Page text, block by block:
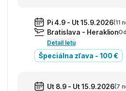
Pi 4.9 - Ut 15.9.2026(11
Bratislava - Heraklion
Detail letu
Špeciálna zľava - 100 €
Ut 8.9 - Ut 15.9.2026(7